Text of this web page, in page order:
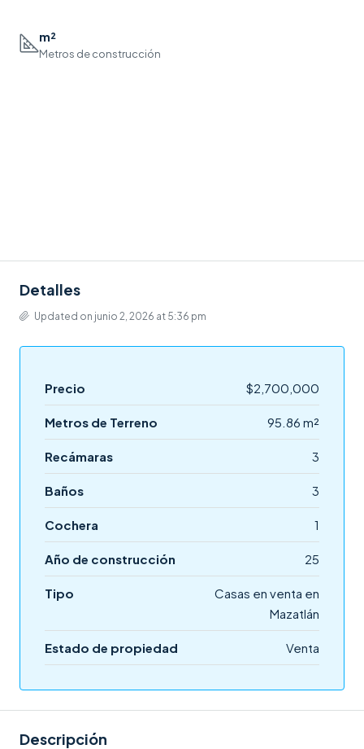
m²
Metros de construcción
Detalles
Updated on junio 2, 2026 at 5:36 pm
Precio $2,700,000
Metros de Terreno 95.86 m²
Recámaras 3
Baños 3
Cochera 1
Año de construcción 25
Tipo
Casas en venta en
Mazatlán
Estado de propiedad Venta
Descripción